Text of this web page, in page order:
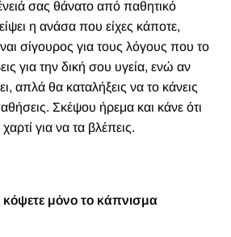
σας θάνατο από παθητικό
η ανάσα που είχες κάποτε,
σίγουρος για τους λόγους που το
για την δική σου υγεία, ενώ αν
απλά θα καταλήξεις να το κάνεις
Σκέψου ήρεμα και κάνε ότι
για να τα βλέπεις.
κόψετε μόνο το κάπνισμα